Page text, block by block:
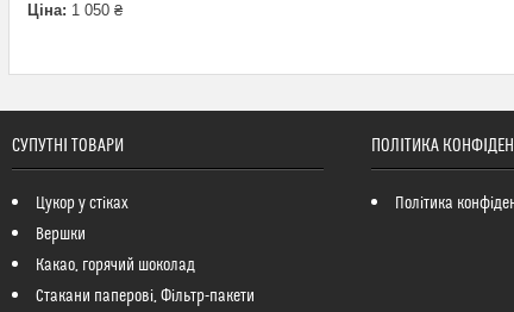
Ціна: 1 050 ₴
СУПУТНІ ТОВАРИ
Цукор у стіках
Вершки
Какао, горячий шоколад
Стакани паперові, Фільтр-пакети
ПОЛІТИКА
Політика